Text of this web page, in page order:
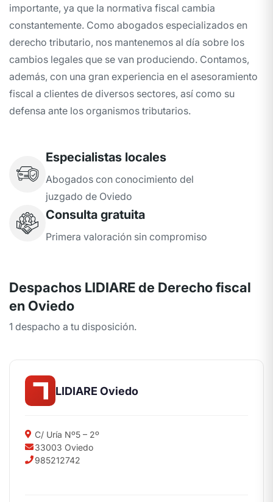
importante, ya que la normativa fiscal cambia
constantemente. Como abogados especializados en
derecho tributario, nos mantenemos al día sobre los
cambios legales que se van produciendo. Contamos,
además, con una gran experiencia en el asesoramiento
fiscal a clientes de diversos sectores, así como su
defensa ante los organismos tributarios.
Especialistas locales
Abogados con conocimiento del
juzgado de Oviedo
Consulta gratuita
Primera valoración sin compromiso
Despachos LIDIARE de Derecho fiscal
en Oviedo
1 despacho a tu disposición.
LIDIARE Oviedo
C/ Uría Nº5 – 2º
33003 Oviedo
985212742